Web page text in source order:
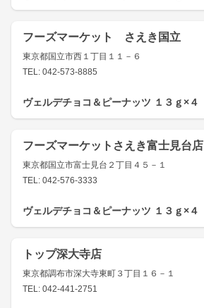
フーズマーケット さえき国立
東京都国立市西１丁目１１－６
TEL: 042-573-8885
ヴェルデチョコ＆ピーナッツ １３ｇ×４
フーズマーケットさえき富士見台店
東京都国立市富士見台２丁目４５－１
TEL: 042-576-3333
ヴェルデチョコ＆ピーナッツ １３ｇ×４
トップ深大寺店
東京都調布市深大寺東町３丁目１６－１
TEL: 042-441-2751